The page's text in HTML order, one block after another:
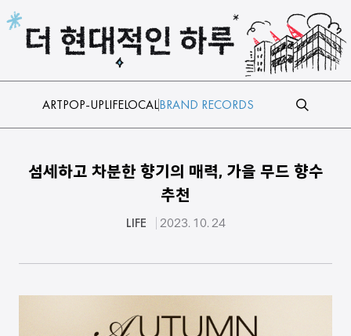
본문 바로가기
ARTPOP-UPLIFELOCALBRAND RECORDS
섬세하고 차분한 향기의 매력, 가을 무드 향수
추천
LIFE 2023. 10. 24